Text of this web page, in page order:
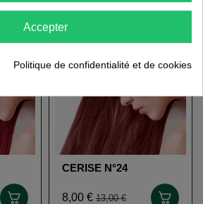
CERISE N°24
8,00 €13,00 €
Accepter
Politique de confidentialité et de cookies